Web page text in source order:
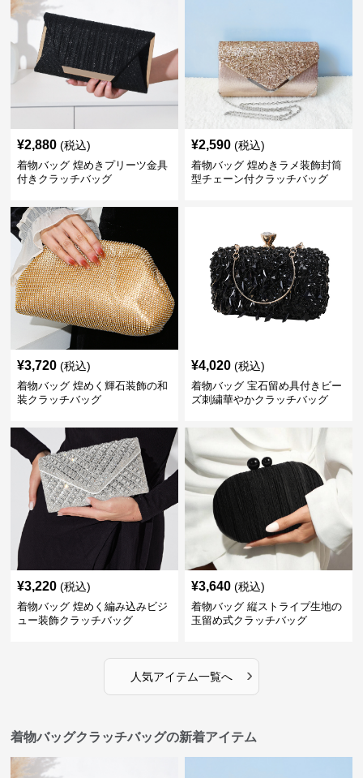
¥2,880 (税込)
着物バッグ 煌めきプリーツ金具
付きクラッチバッグ
¥2,590 (税込)
着物バッグ 煌めきラメ装飾封筒
型チェーン付クラッチバッグ
¥3,720 (税込)
着物バッグ 煌めく輝石装飾の和
装クラッチバッグ
¥4,020 (税込)
着物バッグ 宝石留め具付きビー
ズ刺繍華やかクラッチバッグ
¥3,220 (税込)
着物バッグ 煌めく編み込みビジ
ュー装飾クラッチバッグ
¥3,640 (税込)
着物バッグ 縦ストライプ生地の
玉留め式クラッチバッグ
人気アイテム一覧へ ›
着物バッグクラッチバッグの新着アイテム